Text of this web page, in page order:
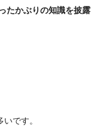
たかぶりの知識を披露
です。